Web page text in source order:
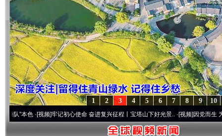
10
9
8
7
6
5
4
3
2
1
·[视频]牢记初心使命 奋进复兴征程丨宝塔山下好光景..·[视频]因党而生 为党而战